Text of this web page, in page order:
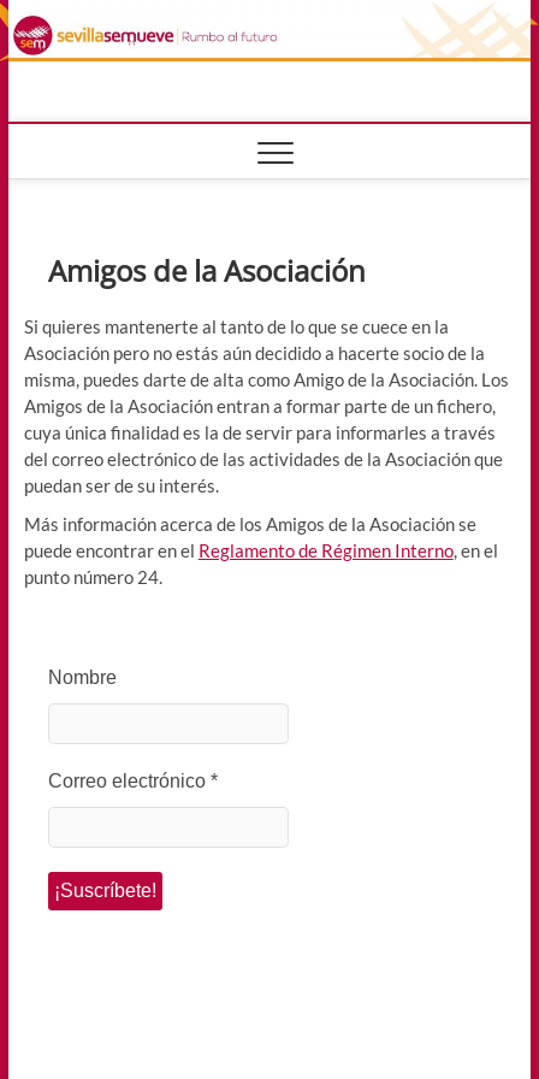
Saltar
al
contenido
Amigos de la Asociación
Si quieres mantenerte al tanto de lo que se cuece en la
Asociación pero no estás aún decidido a hacerte socio de la
misma, puedes darte de alta como Amigo de la Asociación. Los
Amigos de la Asociación entran a formar parte de un fichero,
cuya única finalidad es la de servir para informarles a través
del correo electrónico de las actividades de la Asociación que
puedan ser de su interés.
Más información acerca de los Amigos de la Asociación se
puede encontrar en el Reglamento de Régimen Interno, en el
punto número 24.
Nombre
Correo electrónico *